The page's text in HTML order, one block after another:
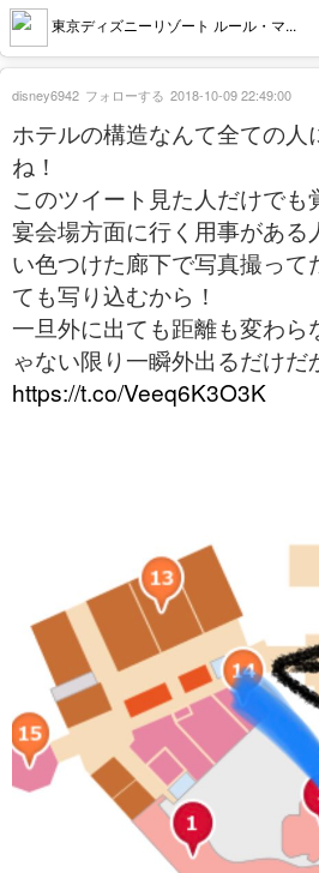
東京ディズニーリゾート ルール・マ...
ホテルの構造なんて全ての
ね！
このツイート見た人だけでも
宴会場方面に行く用事がある
い色つけた廊下で写真撮って
ても写り込むから！
一旦外に出ても距離も変わら
ゃない限り一瞬外出るだけだ
https://t.co/Veeq6K3O3K
disney6942 フォローする 2018-10-09 22:49:00